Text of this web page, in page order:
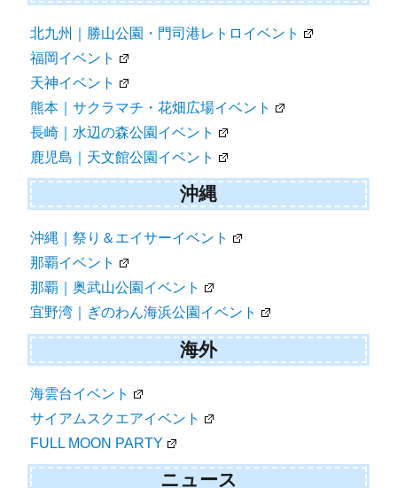
北九州｜勝山公園・門司港レトロイベント
福岡イベント
天神イベント
熊本｜サクラマチ・花畑広場イベント
長崎｜水辺の森公園イベント
鹿児島｜天文館公園イベント
沖縄
沖縄｜祭り＆エイサーイベント
那覇イベント
那覇｜奥武山公園イベント
宜野湾｜ぎのわん海浜公園イベント
海外
海雲台イベント
サイアムスクエアイベント
FULL MOON PARTY
ニュース